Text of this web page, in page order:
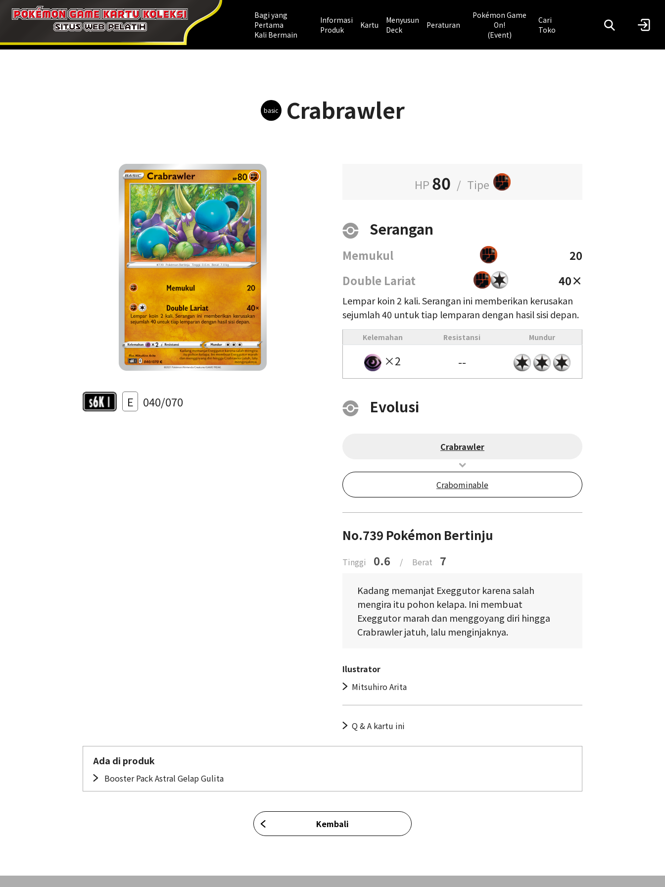
Bagi yang
Pertama
Kali Bermain
Informasi
Produk
Kartu
Menyusun
Deck
Peraturan
Pokémon Game
On!
(Event)
Cari
Toko
basic Crabrawler
HP 80 / Tipe
Serangan
Memukul
20
Double Lariat
40×
Lempar koin 2 kali. Serangan ini memberikan kerusakan
sejumlah 40 untuk tiap lemparan dengan hasil sisi depan.
Kelemahan Resistansi Mundur
×2 --
E 040/070 Evolusi
Crabrawler
Crabominable
No.739 Pokémon Bertinju
Tinggi 0.6 / Berat 7
Kadang memanjat Exeggutor karena salah
mengira itu pohon kelapa. Ini membuat
Exeggutor marah dan menggoyang diri hingga
Crabrawler jatuh, lalu menginjaknya.
Ilustrator
Mitsuhiro Arita
Q & A kartu ini
Ada di produk
Booster Pack Astral Gelap Gulita
Kembali